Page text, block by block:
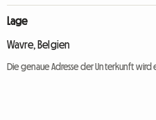
Lage
Wavre, Belgien
Die genaue Adresse der Unterkunft